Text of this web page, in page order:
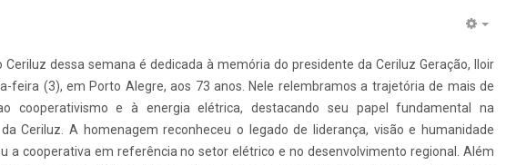
dessa semana é dedicada à memória do presidente da Ceriluz Geração, Iloir
feira (3), em Porto Alegre, aos 73 anos. Nele relembramos a trajetória de mais de
cooperativismo e à energia elétrica, destacando seu papel fundamental na
Ceriluz. A homenagem reconheceu o legado de liderança, visão e humanidade
a cooperativa em referência no setor elétrico e no desenvolvimento regional. Além